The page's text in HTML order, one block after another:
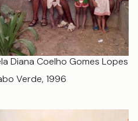
Diana Coelho Gomes Lopes
Verde, 1996